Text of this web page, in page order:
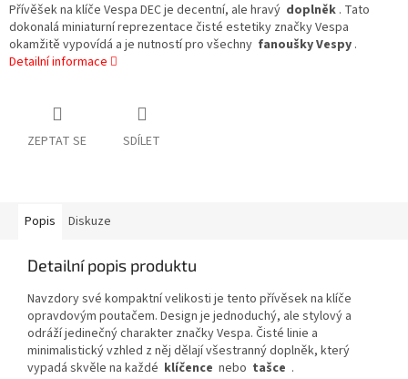
Přívěšek na klíče Vespa DEC je decentní, ale hravý doplněk . Tato
dokonalá miniaturní reprezentace čisté estetiky značky Vespa
okamžitě vypovídá a je nutností pro všechny fanoušky Vespy .
Detailní informace
ZEPTAT SE SDÍLET
Popis Diskuze
Detailní popis produktu
Navzdory své kompaktní velikosti je tento přívěsek na klíče
opravdovým poutačem. Design je jednoduchý, ale stylový a
odráží jedinečný charakter značky Vespa. Čisté linie a
minimalistický vzhled z něj dělají všestranný doplněk, který
vypadá skvěle na každé klíčence nebo tašce .